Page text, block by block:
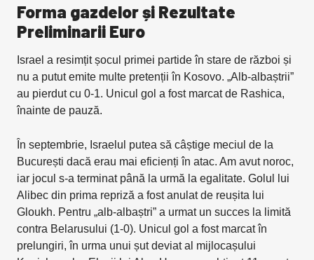
Forma gazdelor și Rezultate
Preliminarii Euro
Israel a resimțit șocul primei partide în stare de război și
nu a putut emite multe pretenții în Kosovo. „Alb-albaștrii”
au pierdut cu 0-1. Unicul gol a fost marcat de Rashica,
înainte de pauză.
În septembrie, Israelul putea să câștige meciul de la
București dacă erau mai eficienți în atac. Am avut noroc,
iar jocul s-a terminat până la urmă la egalitate. Golul lui
Alibec din prima repriză a fost anulat de reușita lui
Gloukh. Pentru „alb-albaștri” a urmat un succes la limită
contra Belarusului (1-0). Unicul gol a fost marcat în
prelungiri, în urma unui șut deviat al mijlocașului